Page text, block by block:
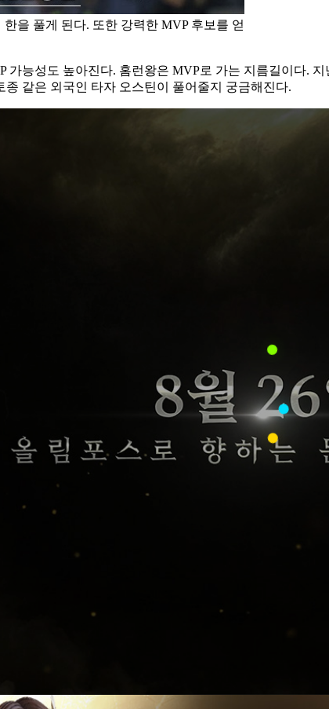
을 풀게 된다. 또한 강력한 MVP 후보를 얻
가능성도 높아진다. 홈런왕은 MVP로 가는 지름길이다.
같은 외국인 타자 오스틴이 풀어줄지 궁금해진다.